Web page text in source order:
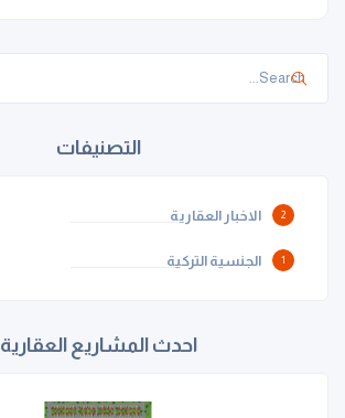
التصنيفات
الاخبار العقارية 2
الجنسية التركية 1
احدث المشاريع العقارية